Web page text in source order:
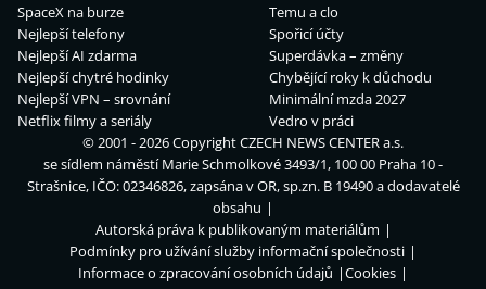
SpaceX na burze
Nejlepší telefony
Nejlepší AI zdarma
Nejlepší chytré hodinky
Nejlepší VPN – srovnání
Netflix filmy a seriály
Temu a clo
Spořicí účty
Superdávka – změny
Chybějící roky k důchodu
Minimální mzda 2027
Vedro v práci
© 2001 - 2026 CopyrightCZECH NEWS CENTER a.s.
se sídlem náměstí Marie Schmolkové 3493/1, 100 00 Praha 10 -
Strašnice, IČO: 02346826, zapsána v OR, sp.zn. B 19490 a dodavatelé
obsahu
Autorská práva k publikovaným materiálům
Podmínky pro užívání služby informační společnosti
Informace o zpracování osobních údajů
Cookies